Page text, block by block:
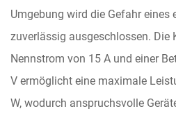
Umgebung wird die Gefahr eines
zuverlässig ausgeschlossen. Die
Nennstrom von 15 A und einer
V ermöglicht eine maximale
W, wodurch anspruchsvolle